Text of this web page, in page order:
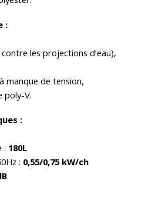
:
les projections d’eau),
manque de tension,
poly-V.
:
: 180L
: 0,55/0,75 kW/ch